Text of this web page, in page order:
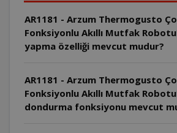
AR1181 - Arzum Thermogusto
Fonksiyonlu Akıllı Mutfak
yapma özelliği mevcut mudur?
AR1181 - Arzum Thermogusto
Fonksiyonlu Akıllı Mutfak
dondurma fonksiyonu mevcut